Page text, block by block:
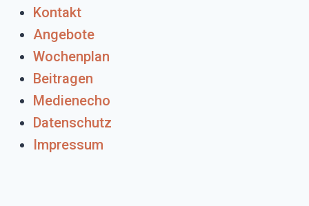
Kontakt
Angebote
Wochenplan
Beitragen
Medienecho
Datenschutz
Impressum